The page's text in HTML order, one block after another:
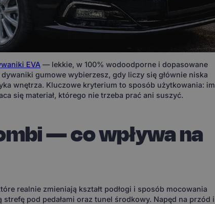
EVA — lekkie, w 100% wodoodporne i dopasowane
gumowe wybierzesz, gdy liczy się głównie niska
wnętrza. Kluczowe kryterium to sposób użytkowania: im
się materiał, którego nie trzeba prać ani suszyć.
— co wpływa na
realnie zmieniają kształt podłogi i sposób mocowania
pod pedałami oraz tunel środkowy. Napęd na przód i